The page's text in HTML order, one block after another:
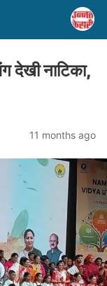
देखी नाटिका,
11 months ago